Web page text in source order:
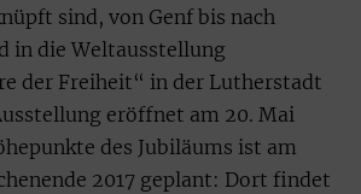
sind, von Genf bis nach
in die Weltausstellung
der Freiheit“ in der Lutherstadt
eröffnet am 20. Mai
des Jubiläums ist am
2017 geplant: Dort findet